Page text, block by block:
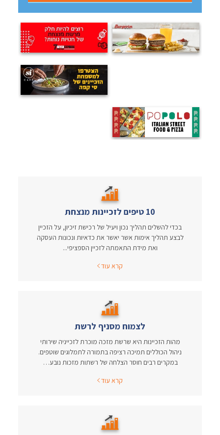
10 טיפים לזכיינות מנצחת
בכדי להשלים תהליך נכון ויעיל של רכישת זיכיון, על הזכיין
לבצע תהליך אימות אשר יאשר את כדאיות ונכונות העסקה
ואת מידת התאמתה לזכיין הספציפי...
קרא עוד
לצמוח מסניף לרשת
מהות הזכיינות היא שרשת מזכה מוכרת לזכייניה שירותי
ניהול הכוללים תמיכה רציפה בתמורה לתמלוגים שוטפים.
במקרים רבים חוסר הצלחה של רשתות מזכות נובע…
קרא עוד